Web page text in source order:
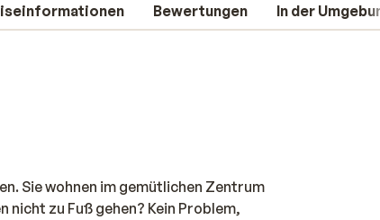
Bewertungen In der
Sie wohnen im gemütlichen Zentrum
zu Fuß gehen? Kein Problem,